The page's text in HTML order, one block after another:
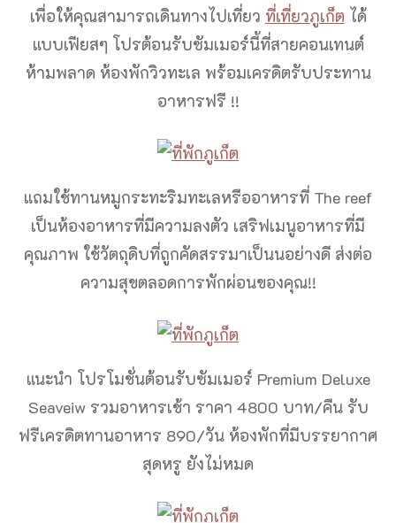
เพื่อให้คุณสามารถเดินทางไปเที่ยว ที่เที่ยวภูเก็ต ได้
แบบเฟียสๆ โปรต้อนรับซัมเมอร์นี้ที่สายคอนเทนต์
ห้ามพลาด ห้องพักวิวทะเล พร้อมเครดิตรับประทาน
อาหารฟรี !!
แถมใช้ทานหมูกระทะริมทะเลหรืออาหารที่ The reef
เป็นห้องอาหารที่มีความลงตัว เสริฟเมนูอาหารที่มี
คุณภาพ ใช้วัตถุดิบที่ถูกคัดสรรมาเป็นนอย่างดี ส่งต่อ
ความสุขตลอดการพักผ่อนของคุณ!!
แนะนำ โปรโมชั่นต้อนรับซัมเมอร์ Premium Deluxe
Seaveiw รวมอาหารเช้า ราคา 4800 บาท/คืน รับ
ฟรีเครดิตทานอาหาร 890/วัน ห้องพักที่มีบรรยากาศ
สุดหรู ยังไม่หมด